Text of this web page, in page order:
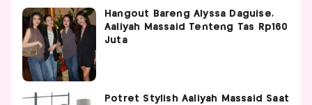
Hangout Bareng Alyssa Daguise,
Aaliyah Massaid Tenteng Tas Rp160
Juta
Potret Stylish Aaliyah Massaid Saat